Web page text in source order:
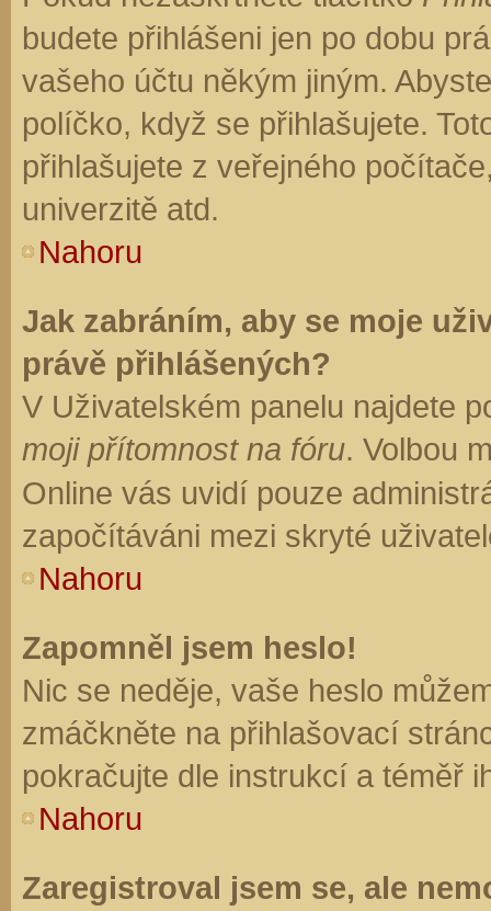
budete přihlášeni jen po dobu
vašeho účtu někým jiným.
políčko, když se přihlašujete.
přihlašujete z veřejného
univerzitě atd.
Nahoru
Jak zabráním, aby se moje
právě přihlášených?
V Uživatelském panelu najdete
moji přítomnost na fóru. Volbou
Online vás uvidí pouze
započítáváni mezi skryté
Nahoru
Zapomněl jsem heslo!
Nic se neděje, vaše heslo
zmáčkněte na přihlašovací
pokračujte dle instrukcí a téměř
Nahoru
Zaregistroval jsem se, ale